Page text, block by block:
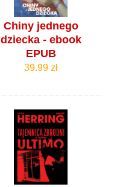
Chiny jednego
dziecka - ebook
EPUB
39.99 zł